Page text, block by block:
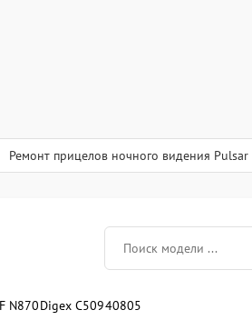
Ремонт прицелов ночного видения Pulsar
N870Digex C50940805